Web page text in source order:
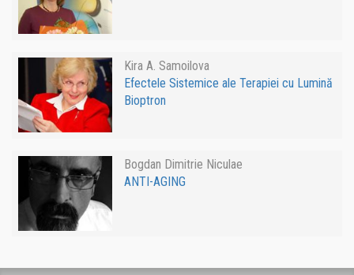
Kira A. Samoilova
Efectele Sistemice ale Terapiei cu Lumină
Bioptron
Bogdan Dimitrie Niculae
ANTI-AGING